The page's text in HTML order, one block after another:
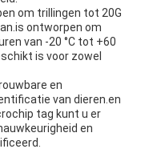
om trillingen tot 20G
ontworpen om
van -20 °C tot +60
is voor zowel
en
van dieren.en
tag kunt u er
en